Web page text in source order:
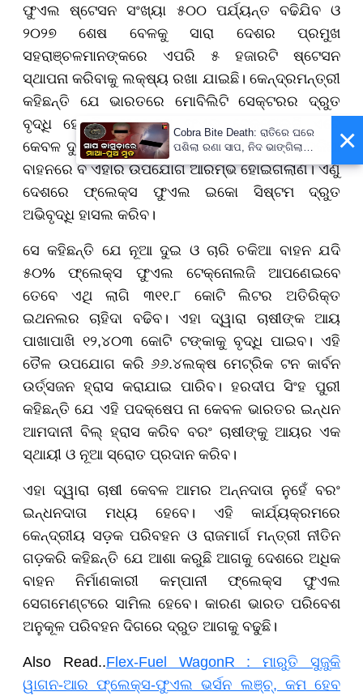
ଫୁଏଲ ଷ୍ଟେସନ ସଂଖ୍ୟା ୫୦୦ ପର୍ଯ୍ୟନ୍ତ ବଢିଯିବ ଓ
୨୦୨୭ ଶେଷ ବେଳକୁ ସାରା ଦେଶର ପ୍ରମୁଖ
ସହରାଞ୍ଚଳମାନଙ୍କରେ ଏପରି ୫ ହଜାରଟି ଷ୍ଟେସନ
ସ୍ଥାପନା କରିବାକୁ ଲକ୍ଷ୍ୟ ରଖା ଯାଇଛି। କେନ୍ଦ୍ରମନ୍ତ୍ରୀ
କହିଛନ୍ତି ଯେ ଭାରତରେ ମୋବିଲିଟି ସେକ୍ଟରର ଦ୍ରୁତ
ବୃଦ୍ଧି ହେଉଛି। ଫ୍ଲେକ୍ସ ଫୁଏଲ ଟେକ୍ନୋଲଜି ଏବେ
କେବଳ ଦୁଇ ଚକିଆ ଯାନ ମଧ୍ୟରେ ସୀମିତ ନାହିଁ, ୪ ଚକିଆ
ବାହନରେ ବି ଏହାର ଉପଯୋଗ ଆରମ୍ଭ ହୋଇଗଲାଣି। ଏଣୁ
ଦେଶରେ ଫ୍ଲେକ୍ସ ଫୁଏଲ ଇକୋ ସିଷ୍ଟମ ଦ୍ରୁତ
ଅଭିବୃଦ୍ଧି ହାସଲ କରିବ।
ସେ କହିଛନ୍ତି ଯେ ନୂଆ ଦୁଇ ଓ ଚାରି ଚକିଆ ବାହନ ଯଦି
୫୦% ଫ୍ଲେକ୍ସ ଫୁଏଲ ଟେକ୍ନୋଲଜି ଆପଣେଇବେ
ତେବେ ଏଥି ଲାଗି ୩୧୧.୮ କୋଟି ଲିଟର ଅତିରିକ୍ତ
ଇଥନଲର ଚାହିଦା ବଢିବ। ଏହା ଦ୍ୱାରା ଚାଷୀଙ୍କ ଆୟ
ପାଖାପାଖି ୧୨,୪୦୩ କୋଟି ଟଙ୍କାକୁ ବୃଦ୍ଧି ପାଇବ। ଏହି
ତୈଳ ଉପଯୋଗ କରି ୬୬.୪ଲକ୍ଷ ମେଟ୍ରିକ ଟନ କାର୍ବନ
ଉର୍ତ୍ସଜନ ହ୍ରାସ କରାଯାଇ ପାରିବ। ହରଦୀପ ସିଂହ ପୁରୀ
କହିଛନ୍ତି ଯେ ଏହି ପଦକ୍ଷେପ ନା କେବଳ ଭାରତର ଇନ୍ଧନ
ଆମଦାନୀ ବିଲ୍ ହ୍ରାସ କରିବ ବରଂ ଚାଷୀଙ୍କୁ ଆୟର ଏକ
ସ୍ଥାୟୀ ଓ ନୂଆ ସ୍ରୋତ ପ୍ରଦାନ କରିବ।
ଏହା ଦ୍ୱାରା ଚାଷୀ କେବଳ ଆମର ଅନ୍ନଦାତା ନୁହେଁ ବରଂ
ଇନ୍ଧନଦାତା ମଧ୍ୟ ହେବେ। ଏହି କାର୍ଯ୍ୟକ୍ରମରେ
କେନ୍ଦ୍ରୀୟ ସଡ଼କ ପରିବହନ ଓ ରାଜମାର୍ଗ ମନ୍ତ୍ରୀ ନୀତିନ
ଗଡ଼କରି କହିଛନ୍ତି ଯେ ଆଶା କରୁଛି ଆଗକୁ ଦେଶରେ ଅଧିକ
ବାହନ ନିର୍ମାଣକାରୀ କମ୍ପାନୀ ଫ୍ଲେକ୍ସ ଫୁଏଲ
ସେଗମେଣ୍ଟରେ ସାମିଲ ହେବେ। କାରଣ ଭାରତ ପରିବେଶ
ଅନୁକୂଳ ପରିବହନ ଦିଗରେ ଦ୍ରୁତ ଆଗକୁ ବଢୁଛି।
Also Read..Flex-Fuel WagonR : ମାରୁତି ସୁଜୁକି
ୱାଗନ-ଆର ଫ୍ଲେକ୍ସ-ଫୁଏଲ ଭର୍ସନ ଲଞ୍ଚ୍, କମ ହେବ
×
Cobra Bite Death: ରାତିରେ ଘରେ
ପଶିଲା ରଣା ସାପ, ନିଦ ଭାଙ୍ଗିଲା
ବେଳକୁ ଆଉ ନଥିଲେ ମା’-ପୁଅ